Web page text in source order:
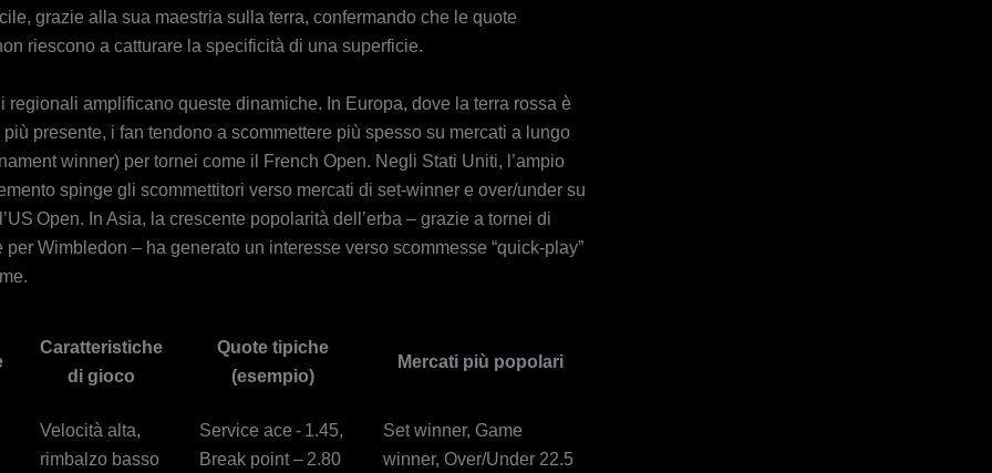
grazie alla sua maestria sulla terra, confermando che le quote
riescono a catturare la specificità di una superficie.
regionali amplificano queste dinamiche. In Europa, dove la terra rossa è
presente, i fan tendono a scommettere più spesso su mercati a lungo
winner) per tornei come il French Open. Negli Stati Uniti, l’ampio
spinge gli scommettitori verso mercati di set‑winner e over/under su
Open. In Asia, la crescente popolarità dell’erba – grazie a tornei di
per Wimbledon – ha generato un interesse verso scommesse “quick‑play”
Caratteristiche
di gioco
Quote tipiche
(esempio)
Mercati più popolari
Velocità alta,
rimbalzo basso
Service ace - 1.45,
Break point – 2.80
Set winner, Game
winner, Over/Under 22.5